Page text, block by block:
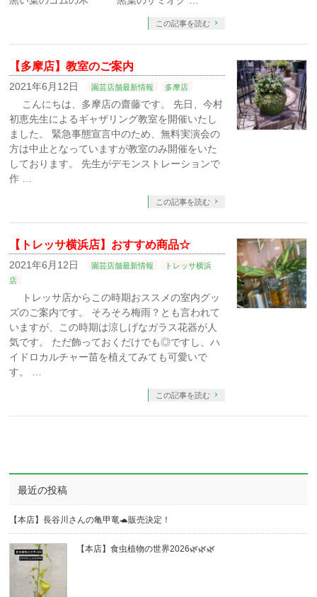
この記事を読む
【多摩店】教室のご案内
2021年6月12日 園芸店舗最新情報 多摩店
こんにちは、多摩店の齋藤です。 先日、今村
初恵先生によるギャザリング教室を開催いたし
ました。 緊急事態宣言中のため、無料実演会の
方は中止となっていますが教室のみ開催をいた
しております。 先生がデモンストレーションで
作 …
この記事を読む
【トレッサ横浜店】おすすめ商品☆
2021年6月12日 園芸店舗最新情報
トレッサ横浜
店
トレッサ店からこの時期おススメの室内グッ
ズのご案内です。 そろそろ梅雨？とも言われて
いますが、この時期は涼しげなガラス花器が人
気です。 ただ飾っておくだけでも◎ですし、ハ
イドロカルチャー苗を植えてみても可愛いで
す。 …
この記事を読む
最近の投稿
【本店】長谷川さんの亀甲竜🐢販売決定！
【本店】食虫植物の世界2026🌿🌿🌿